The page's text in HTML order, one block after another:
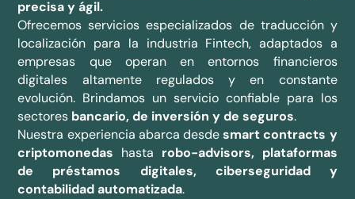
precisa y ágil.
Ofrecemos servicios especializados de traducción y
localización para la industria Fintech, adaptados a
empresas que operan en entornos financieros
digitales altamente regulados y en constante
evolución. Brindamos un servicio confiable para los
sectores bancario, de inversión y de seguros.
Nuestra experiencia abarca desdesmart contracts y
criptomonedas hasta robo-advisors, plataformas
de préstamos digitales, ciberseguridad y
contabilidad automatizada.